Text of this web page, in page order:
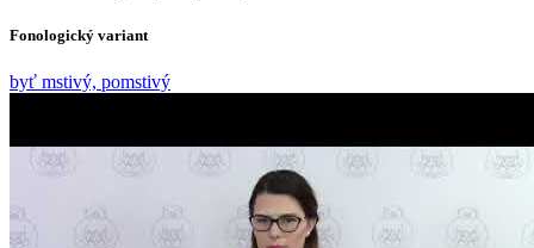
Fonologický variant
byť mstivý, pomstivý